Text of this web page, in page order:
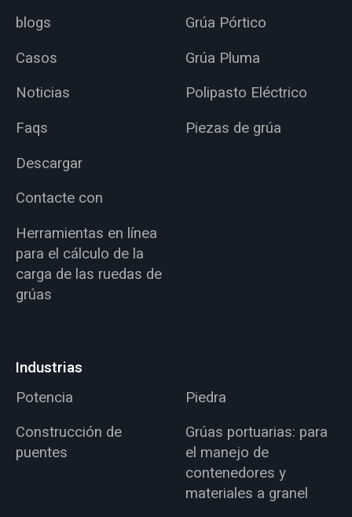
blogs
Casos
Noticias
Faqs
Descargar
Contacte con
Herramientas en línea
para el cálculo de la
carga de las ruedas de
grúas
Grúa Pórtico
Grúa Pluma
Polipasto Eléctrico
Piezas de grúa
Industrias
Potencia
Piedra
Construcción de
puentes
Grúas portuarias: para
el manejo de
contenedores y
materiales a granel